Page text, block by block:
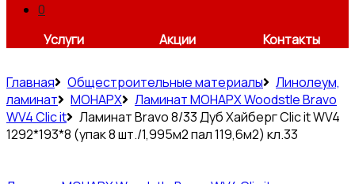
0
Услуги
Акции Контакты
Главная Общестроительные материалы
Линолеум,
ламинат
МОНАРХ
Ламинат МОНАРХ Woodstle Bravo
WV4 Clic it
Ламинат Bravo 8/33 Дуб Хайберг Clic it WV4
1292*193*8 (упак 8 шт./1,995м2 пал 119,6м2) кл.33